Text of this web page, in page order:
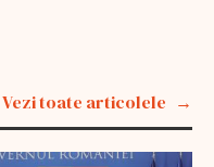
Vezi toate articolele